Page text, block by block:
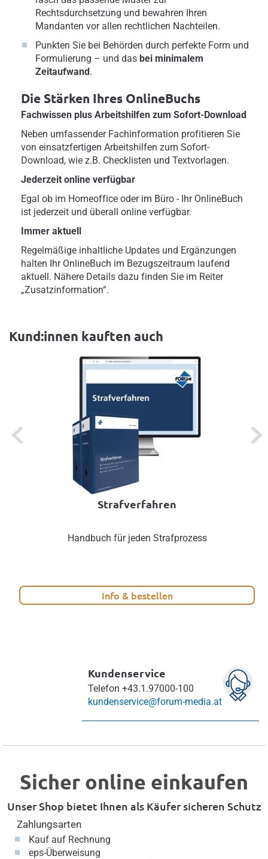
Rechtsdurchsetzung und bewahren Ihren
Mandanten vor allen rechtlichen Nachteilen.
Punkten Sie bei Behörden durch perfekte Form und
Formulierung – und das bei minimalem
Zeitaufwand.
Die Stärken Ihres OnlineBuchs
Fachwissen plus Arbeitshilfen zum Sofort-Download
Neben umfassender Fachinformation profitieren Sie
von einsatzfertigen Arbeitshilfen zum Sofort-
Download, wie z.B. Checklisten und Textvorlagen.
Jederzeit online verfügbar
Egal ob im Homeoffice oder im Büro - Ihr OnlineBuch
ist jederzeit und überall online verfügbar.
Immer aktuell
Regelmäßige inhaltliche Updates und Ergänzungen
halten Ihr OnlineBuch im Bezugszeitraum laufend
aktuell. Nähere Details dazu finden Sie im Reiter
„Zusatzinformation“.
Kund:innen kauften auch
Previous Next
Strafverfahren
Handbuch für jeden Strafprozess
Info & bestellen
Kundenservice
Telefon +43.1.97000-100
kundenservice@forum-media.at
Sicher online einkaufen
Unser Shop bietet Ihnen als Käufer sicheren Schutz
Zahlungsarten
Kauf auf Rechnung
eps-Überweisung